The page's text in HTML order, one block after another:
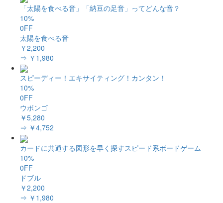
「太陽を食べる音」「納豆の足音」ってどんな音？
10%
0FF
太陽を食べる音
￥2,200
⇒ ￥1,980
スピーディー！エキサイティング！カンタン！
10%
0FF
ウボンゴ
￥5,280
⇒ ￥4,752
カードに共通する図形を早く探すスピード系ボードゲーム
10%
0FF
ドブル
￥2,200
⇒ ￥1,980